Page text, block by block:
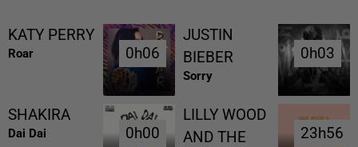
KATY PERRY
Roar 0h06
0h06
JUSTIN
BIEBER
Sorry
0h03
0h03
SHAKIRA
Dai Dai 0h00
0h00
LILLY WOOD
AND THE
23h56
23h56